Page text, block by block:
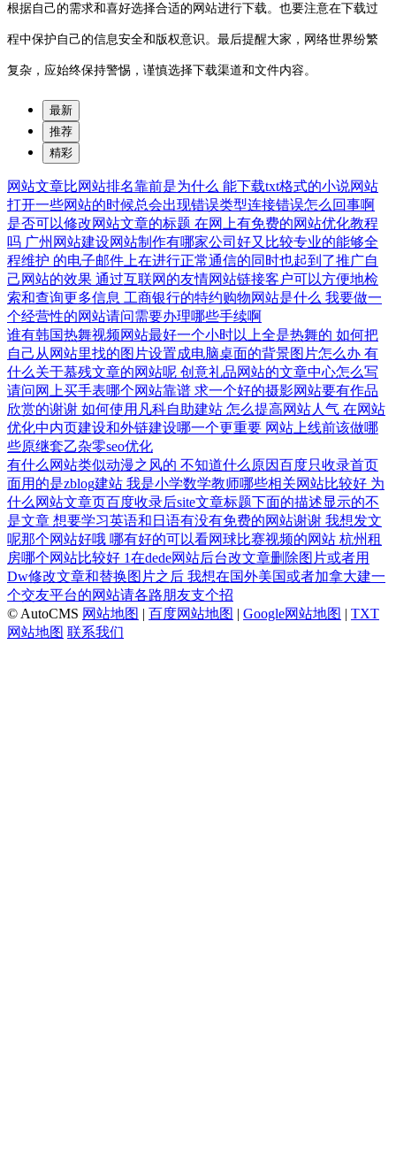
根据自己的需求和喜好选择合适的网站进行下载。也要注意在下载过
程中保护自己的信息安全和版权意识。最后提醒大家，网络世界纷繁
复杂，应始终保持警惕，谨慎选择下载渠道和文件内容。
最新
推荐
精彩
网站文章比网站排名靠前是为什么 能下载txt格式的小说网站
打开一些网站的时候总会出现错误类型连接错误怎么回事啊
是否可以修改网站文章的标题 在网上有免费的网站优化教程
吗 广州网站建设网站制作有哪家公司好又比较专业的能够全
程维护 的电子邮件上在进行正常通信的同时也起到了推广自
己网站的效果 通过互联网的友情网站链接客户可以方便地检
索和查询更多信息 工商银行的特约购物网站是什么 我要做一
个经营性的网站请问需要办理哪些手续啊
谁有韩国热舞视频网站最好一个小时以上全是热舞的 如何把
自己从网站里找的图片设置成电脑桌面的背景图片怎么办 有
什么关于慕残文章的网站呢 创意礼品网站的文章中心怎么写
请问网上买手表哪个网站靠谱 求一个好的摄影网站要有作品
欣赏的谢谢 如何使用凡科自助建站 怎么提高网站人气 在网站
优化中内页建设和外链建设哪一个更重要 网站上线前该做哪
些原继套乙杂零seo优化
有什么网站类似动漫之风的 不知道什么原因百度只收录首页
面用的是zblog建站 我是小学数学教师哪些相关网站比较好 为
什么网站文章页百度收录后site文章标题下面的描述显示的不
是文章 想要学习英语和日语有没有免费的网站谢谢 我想发文
呢那个网站好哦 哪有好的可以看网球比赛视频的网站 杭州租
房哪个网站比较好 1在dede网站后台改文章删除图片或者用
Dw修改文章和替换图片之后 我想在国外美国或者加拿大建一
个交友平台的网站请各路朋友支个招
© AutoCMS 网站地图 | 百度网站地图 | Google网站地图 | TXT
网站地图 联系我们